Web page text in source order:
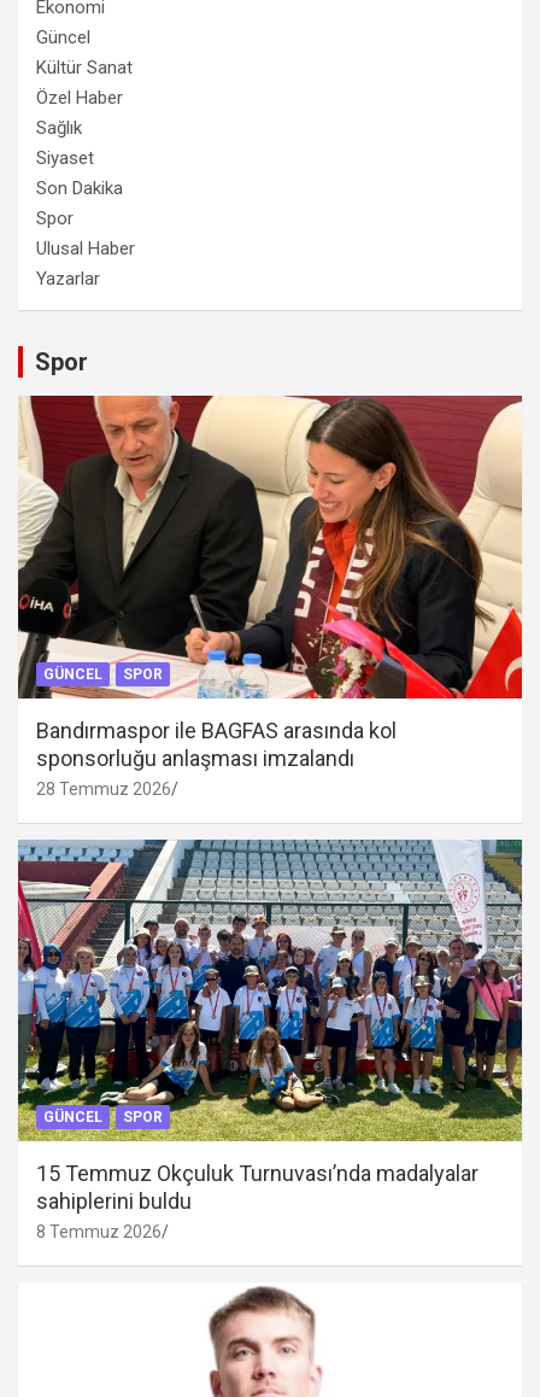
Ekonomi
Güncel
Kültür Sanat
Özel Haber
Sağlık
Siyaset
Son Dakika
Spor
Ulusal Haber
Yazarlar
Spor
GÜNCEL SPOR
Bandırmaspor ile BAGFAS arasında kol
sponsorluğu anlaşması imzalandı
28 Temmuz 2026
GÜNCEL SPOR
15 Temmuz Okçuluk Turnuvası’nda madalyalar
sahiplerini buldu
8 Temmuz 2026